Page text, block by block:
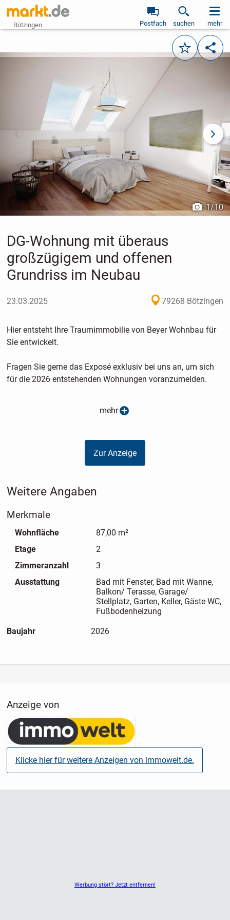
Bötzingen Postfach suchen mehr
Merken
vorheriges Bild
1/10
DG-Wohnung mit überaus
großzügigem und offenen
Grundriss im Neubau
23.03.2025 79268 Bötzingen
Hier entsteht Ihre Traumimmobilie von Beyer Wohnbau für
Sie entwickelt.
Fragen Sie gerne das Exposé exklusiv bei uns an, um sich
für die 2026 entstehenden Wohnungen voranzumelden.
Das Mehrfamilienhaus wird aus 4-5 Wohneinheiten
Im EG wird es eine barrierefreie Wohnung, im OG zwei
Wohnungen mit großzügigen Terrassen und im DG eine
großflächige Wohnung geben.
mehr
Zur Anzeige
Weitere Angaben
Merkmale
Wohnfläche
87,00 m²
Etage
2
Zimmeranzahl
3
Ausstattung
Bad mit Fenster, Bad mit Wanne,
Balkon/ Terasse, Garage/
Stellplatz, Garten, Keller, Gäste WC,
Fußbodenheizung
Baujahr 2026
Werbung stört? Jetzt entfernen!
Anzeige von
Klicke hier für weitere Anzeigen von immowelt.de.